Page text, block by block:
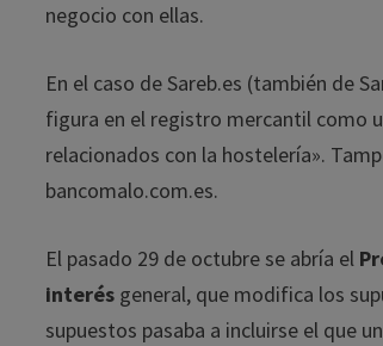
negocio con ellas.
En el caso de Sareb.es (también de
figura en el registro mercantil como
relacionados con la hostelería».
bancomalo.com.es.
El pasado 29 de octubre se abría el
interés general, que modifica los
supuestos pasaba a incluirse el que